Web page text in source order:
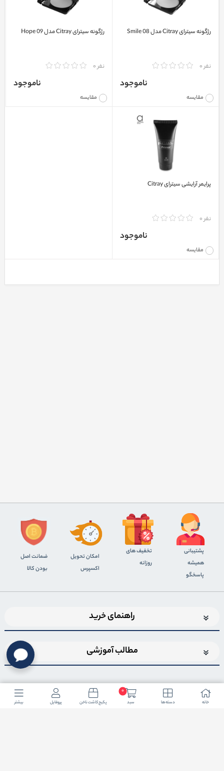
رژگونه سیترای Citray مدل Smile 08
نفر 0
مقایسه
ناموجود
رژگونه سیترای Citray مدل Hope 09
نفر 0
مقایسه
ناموجود
پرایمر آرایشی سیترای Citray
نفر 0
مقایسه
ناموجود
خانه دسته ها
0
سبد پکیج کاشت ناخن پروفایل بیشتر
پشتیبانی
همیشه
پاسخگو
تخفیف های
روزانه
اﻣﮑﺎن ﺗﺤﻮﯾﻞ
اﮐﺴﭙﺮس
ضمانت اصل
بودن کالا
راهنمای خرید
مطالب آموزشی